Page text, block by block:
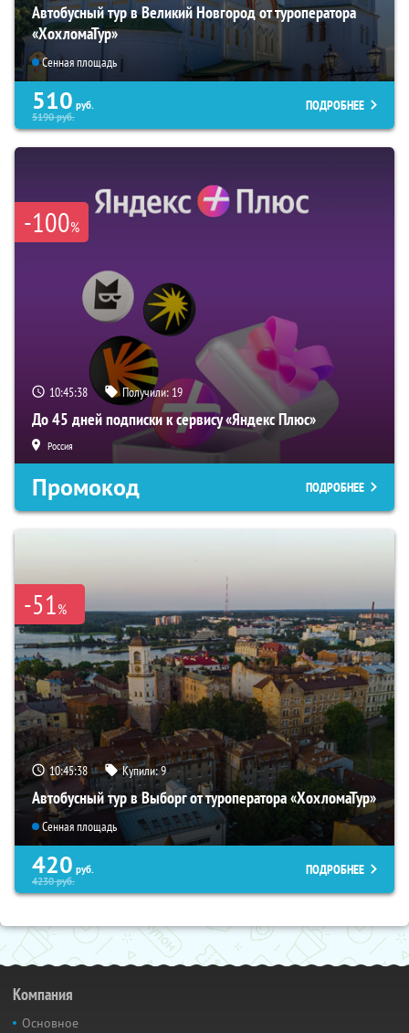
Автобусный тур в Великий Новгород от туроператора
«ХохломаТур»
Сенная площадь
510 руб.
5190руб.
ПОДРОБНЕЕ
-100%
10:45:37 Получили: 19
До 45 дней подписки к сервису «Яндекс Плюс»
Россия
Промокод ПОДРОБНЕЕ
-51%
10:45:37 Купили:9
Автобусный тур в Выборг от туроператора «ХохломаТур»
Сенная площадь
420 руб.
4230руб.
ПОДРОБНЕЕ
Компания
Основное